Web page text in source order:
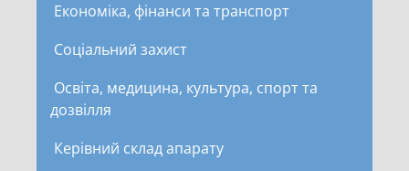
Економіка, фінанси та транспорт
Соціальний захист
Освіта, медицина, культура, спорт та
дозвілля
Керівний склад апарату